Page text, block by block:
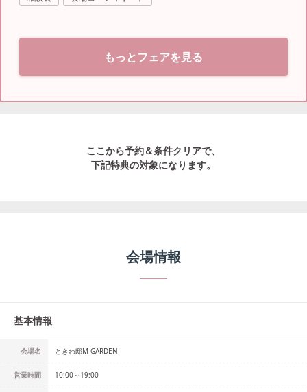
もっとフェアを見る
ここから予約＆条件クリアで、
下記特典の対象になります。
会場情報
基本情報
会場名 ときわ邸M-GARDEN
営業時間 10:00～19:00